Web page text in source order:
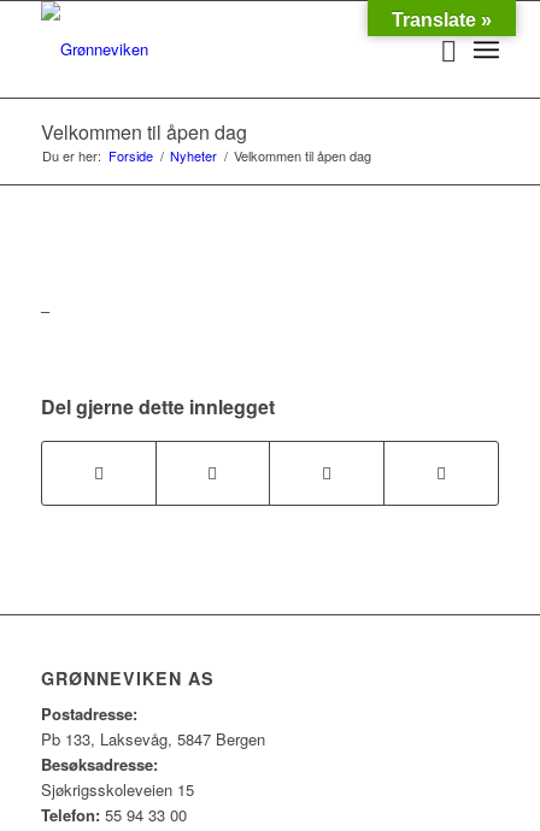
Velkommen til åpen dag
Du er her: Forside / Nyheter / Velkommen til åpen dag
–
Del gjerne dette innlegget
GRØNNEVIKEN AS
Postadresse:
Pb 133, Laksevåg, 5847 Bergen
Besøksadresse:
Sjøkrigsskoleveien 15
Telefon:55 94 33 00
Translate »